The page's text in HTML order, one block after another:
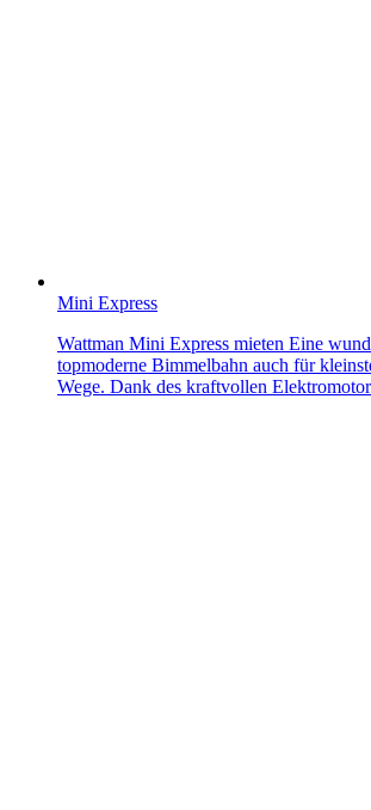
Mini Express
Wattman Mini Express mieten Eine
topmoderne Bimmelbahn auch für
Wege. Dank des kraftvollen